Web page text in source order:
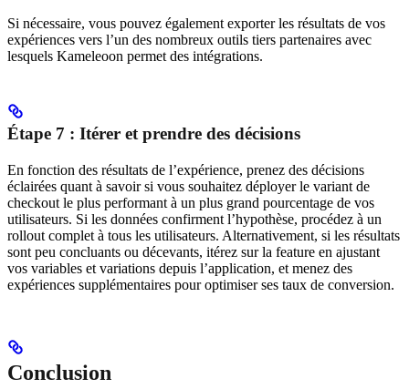
Si nécessaire, vous pouvez également exporter les résultats de vos
expériences vers l’un des nombreux outils tiers partenaires avec
lesquels Kameleoon permet des intégrations.
Étape 7 : Itérer et prendre des décisions
En fonction des résultats de l’expérience, prenez des décisions
éclairées quant à savoir si vous souhaitez déployer le variant de
checkout le plus performant à un plus grand pourcentage de vos
utilisateurs. Si les données confirment l’hypothèse, procédez à un
rollout complet à tous les utilisateurs. Alternativement, si les résultats
sont peu concluants ou décevants, itérez sur la feature en ajustant
vos variables et variations depuis l’application, et menez des
expériences supplémentaires pour optimiser ses taux de conversion.
Conclusion